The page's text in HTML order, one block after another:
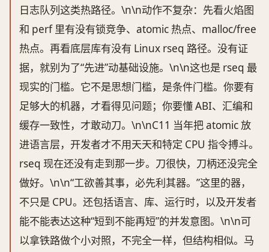
日志队列这类热路径。\n\n动作不复杂：先看火焰图
和 perf 里有没有锁竞争、atomic 热点、malloc/free
热点。再看底层库有没有 Linux rseq 路径。没有证
据，就别为了“先进”动基础设施。\n\n这也是 rseq 最
现实的门槛。它不是思想门槛，是条件门槛。你要有
足够大的机器，才看得见问题；你要懂 ABI、汇编和
缓存一致性，才敢动刀。\n\nC11 当年把 atomic 放
进语言层，开发者才不用天天和特定 CPU 指令搏斗。
rseq 现在还没有走到那一步。刀很快，刀柄还没完全
做好。\n\n“工欲善其事，必先利其器。”这里的器，
不只是 CPU。还包括语言、库、运行时，以及开发者
能不能表达这种“短到不能再短”的并发意图。\n\n可
以拿铁路做个小对照，不完全一样，但结构相似。马